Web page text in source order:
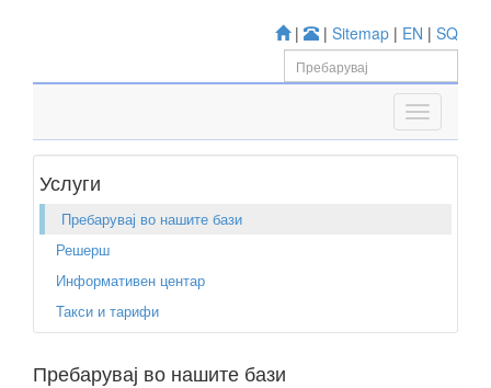
| | Sitemap | EN | SQ
Услуги
Пребарувај во нашите бази
Решерш
Информативен центар
Такси и тарифи
Пребарувај во нашите бази